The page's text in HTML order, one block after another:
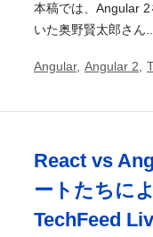
本稿では、Angular
いた奥野賢太郎さん...
Angular, Angular 2
React vs
ートたちに
TechFeed